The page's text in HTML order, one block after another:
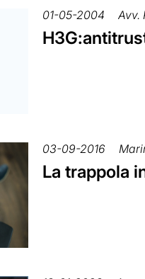
01-05-2004 Avv.
03-09-2016
La trappola